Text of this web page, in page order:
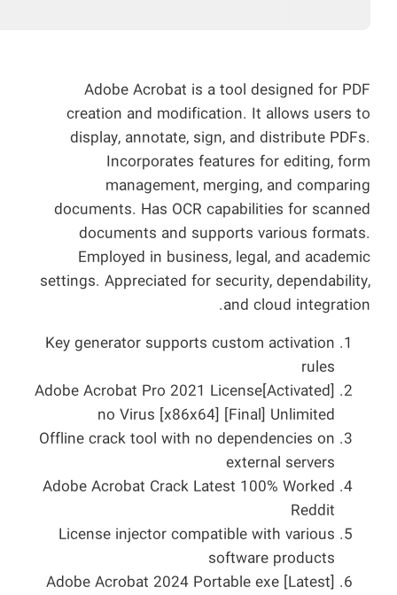
Adobe Acrobat is a tool designed for PDF
creation and modification. It allows users to
display, annotate, sign, and distribute PDFs.
Incorporates features for editing, form
management, merging, and comparing
documents. Has OCR capabilities for scanned
documents and supports various formats.
Employed in business, legal, and academic
settings. Appreciated for security, dependability,
and cloud integration.
Key generator supports custom activation
rules
Adobe Acrobat Pro 2021 License[Activated]
no Virus [x86x64] [Final] Unlimited
Offline crack tool with no dependencies on
external servers
Adobe Acrobat Crack Latest 100% Worked
Reddit
License injector compatible with various
software products
Adobe Acrobat 2024 Portable exe [Latest]